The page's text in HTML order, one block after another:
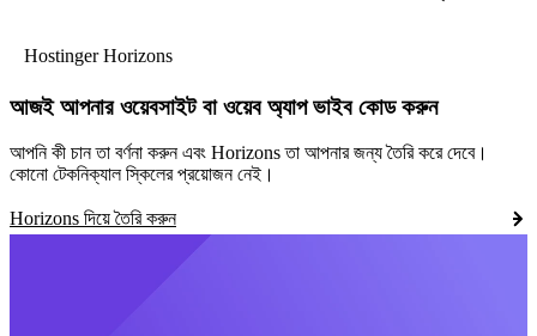
Hostinger Horizons
আজই আপনার ওয়েবসাইট বা ওয়েব অ্যাপ ভাইব কোড করুন
আপনি কী চান তা বর্ণনা করুন এবং Horizons তা আপনার জন্য তৈরি করে দেবে।
কোনো টেকনিক্যাল স্কিলের প্রয়োজন নেই।
Horizons দিয়ে তৈরি করুন